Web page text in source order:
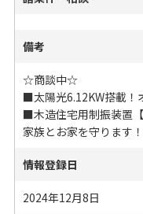
備考
☆商談中☆
■太陽光6.12KW搭載！
■木造住宅用制振装置
家族とお家を守ります！
情報登録日
2024年12月8日